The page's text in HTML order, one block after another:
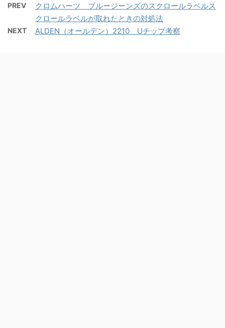
PREV
クロムハーツ ブルージーンズのスクロールラベルス
クロールラベルが取れたときの対処法
NEXT ALDEN（オールデン）2210 Uチップ考察